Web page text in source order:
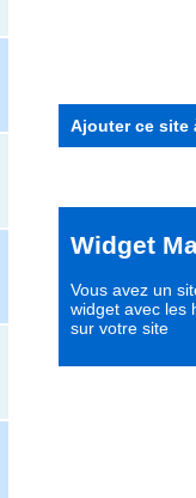
Ajouter ce site
Widget
Vous avez un
widget avec les
sur votre site